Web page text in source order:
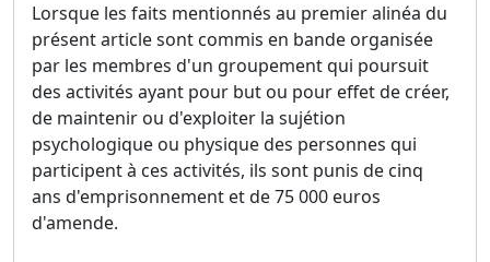
Lorsque les faits mentionnés au premier alinéa du
présent article sont commis en bande organisée
par les membres d'un groupement qui poursuit
des activités ayant pour but ou pour effet de créer,
de maintenir ou d'exploiter la sujétion
psychologique ou physique des personnes qui
participent à ces activités, ils sont punis de cinq
ans d'emprisonnement et de 75 000 euros
d'amende.